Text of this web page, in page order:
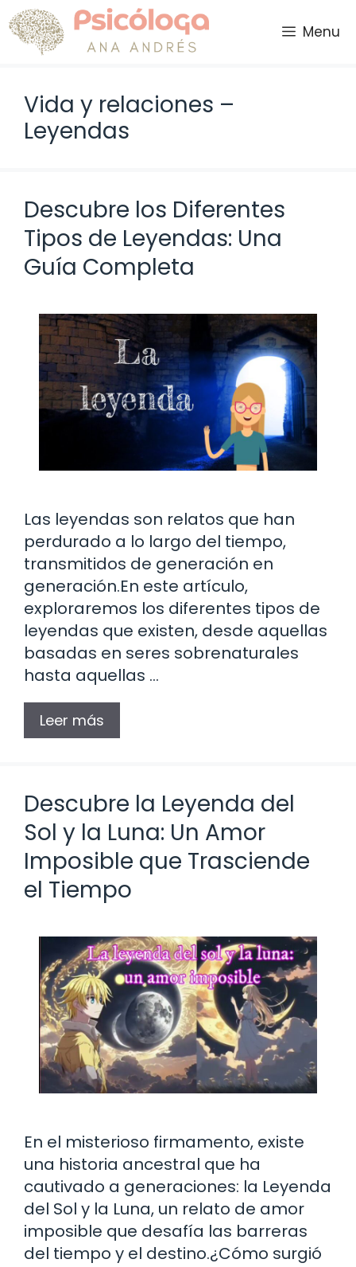
Saltar
al
contenido
Menu
Vida y relaciones –
Leyendas
Descubre los Diferentes
Tipos de Leyendas: Una
Guía Completa
Las leyendas son relatos que han
perdurado a lo largo del tiempo,
transmitidos de generación en
generación.En este artículo,
exploraremos los diferentes tipos de
leyendas que existen, desde aquellas
basadas en seres sobrenaturales
hasta aquellas …
Leer más
Descubre la Leyenda del
Sol y la Luna: Un Amor
Imposible que Trasciende
el Tiempo
En el misterioso firmamento, existe
una historia ancestral que ha
cautivado a generaciones: la Leyenda
del Sol y la Luna, un relato de amor
imposible que desafía las barreras
del tiempo y el destino.¿Cómo surgió